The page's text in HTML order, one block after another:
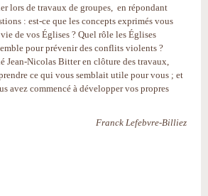
lors de travaux de groupes, en répondant
: est-ce que les concepts exprimés vous
de vos Églises ? Quel rôle les Églises
pour prévenir des conflits violents ?
Jean-Nicolas Bitter en clôture des travaux,
ce qui vous semblait utile pour vous ; et
avez commencé à développer vos propres
Franck Lefebvre-Billiez